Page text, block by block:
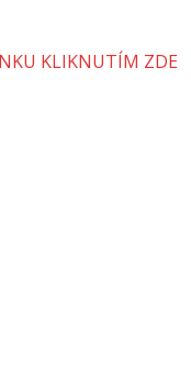
KLIKNUTÍM ZDE